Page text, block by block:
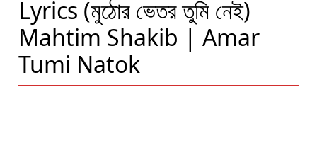
Lyrics (মুঠোর ভেতর তুমি নেই)
Mahtim Shakib | Amar
Tumi Natok